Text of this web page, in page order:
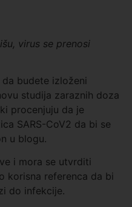
virus se prenosi
da budete izloženi
studija zaraznih doza
procenjuju da je
SARS-CoV2 da bi se
u blogu.
i mora se utvrditi
korisna referenca da bi
do infekcije.